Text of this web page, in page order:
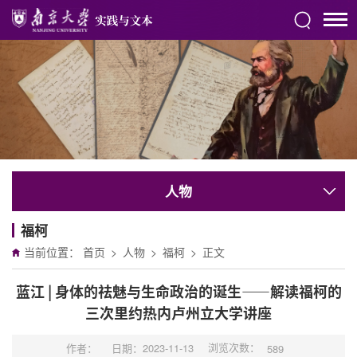
人物
福柯
当前位置： 首页 > 人物 > 福柯 > 正文
蓝江 | 身体的祛魅与生命政治的诞生——解读福柯的
三次里约热内卢州立大学讲座
作者： 日期：2023-11-13 浏览次数： 589